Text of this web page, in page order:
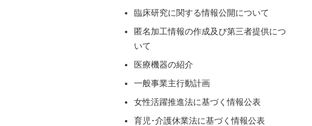
臨床研究に関する情報公開について
匿名加工情報の作成及び第三者提供につ
いて
医療機器の紹介
一般事業主行動計画
女性活躍推進法に基づく情報公表
育児･介護休業法に基づく情報公表